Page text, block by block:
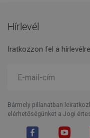
Hírlevél
Iratkozzon fel a
Bármely pillanatban
elérhetőségünket a Jogi